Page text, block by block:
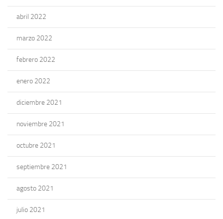
abril 2022
marzo 2022
febrero 2022
enero 2022
diciembre 2021
noviembre 2021
octubre 2021
septiembre 2021
agosto 2021
julio 2021